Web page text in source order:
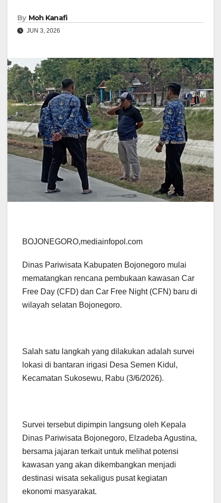
By Moh Kanafi
JUN 3, 2026
BOJONEGORO,mediainfopol.com
Dinas Pariwisata Kabupaten Bojonegoro mulai
mematangkan rencana pembukaan kawasan Car
Free Day (CFD) dan Car Free Night (CFN) baru di
wilayah selatan Bojonegoro.
Salah satu langkah yang dilakukan adalah survei
lokasi di bantaran irigasi Desa Semen Kidul,
Kecamatan Sukosewu, Rabu (3/6/2026).
Survei tersebut dipimpin langsung oleh Kepala
Dinas Pariwisata Bojonegoro, Elzadeba Agustina,
bersama jajaran terkait untuk melihat potensi
kawasan yang akan dikembangkan menjadi
destinasi wisata sekaligus pusat kegiatan
ekonomi masyarakat.